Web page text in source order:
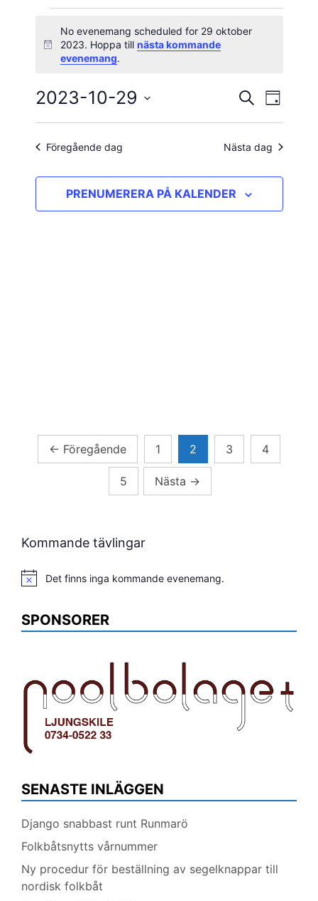
Evenemang
för
29
oktober
2023
Notis
No evenemang scheduled for 29 oktober
2023. Hoppa till nästa kommande
evenemang.
Search
and
Views
SÖK DAG
2023-10-29
Välj
Föregående dag Nästa dag
PRENUMERERA PÅ KALENDER
Sidnumrering
← Föregående 1 2 3 4
5 Nästa →
Kommande tävlingar
Notis Det finns inga kommande evenemang.
SPONSORER
SENASTE INLÄGGEN
Django snabbast runt Runmarö
Folkbåtsnytts vårnummer
Ny procedur för beställning av segelknappar till
nordisk folkbåt